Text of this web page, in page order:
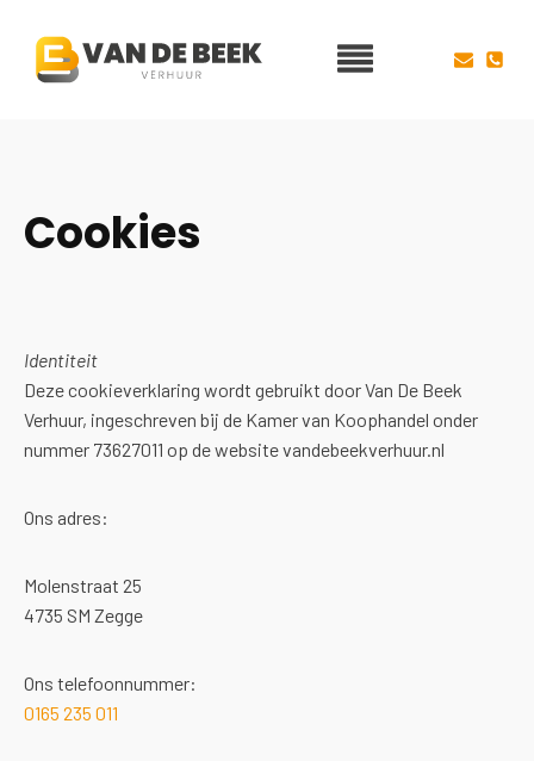
Cookies
Identiteit
Deze cookieverklaring wordt gebruikt door Van De Beek
Verhuur, ingeschreven bij de Kamer van Koophandel onder
nummer 73627011 op de website vandebeekverhuur.nl
Ons adres:
Molenstraat 25
4735 SM Zegge
Ons telefoonnummer:
0165 235 011